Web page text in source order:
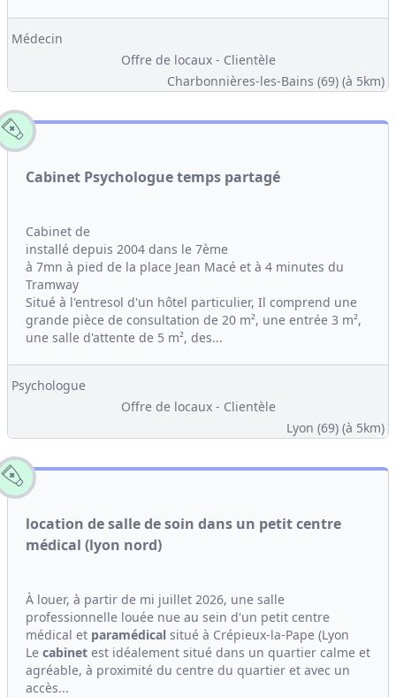
Médecin
Offre de locaux - Clientèle
Charbonnières-les-Bains (69) (à 5km)
Cabinet Psychologue temps partagé
Cabinet de
installé depuis 2004 dans le 7ème
à 7mn à pied de la place Jean Macé et à 4 minutes du
Tramway
Situé à l'entresol d'un hôtel particulier, Il comprend une
grande pièce de consultation de 20 m², une entrée 3 m²,
une salle d'attente de 5 m², des...
Psychologue
Offre de locaux - Clientèle
Lyon (69) (à 5km)
location de salle de soin dans un petit centre
médical (lyon nord)
À louer, à partir de mi juillet 2026, une salle
professionnelle louée nue au sein d'un petit centre
médical et paramédical situé à Crépieux-la-Pape (Lyon
Le cabinet est idéalement situé dans un quartier calme et
agréable, à proximité du centre du quartier et avec un
accès...